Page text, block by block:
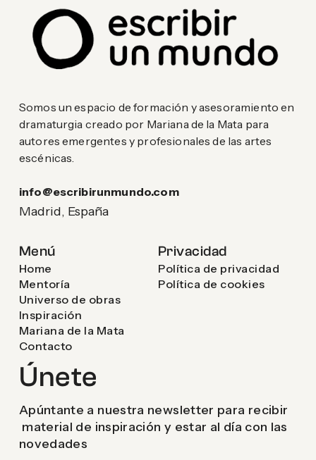
Somos un espacio de formación y asesoramiento en
dramaturgia creado por Mariana de la Mata para
autores emergentes y profesionales de las artes
escénicas.
info@escribirunmundo.com
Madrid, España
Menú
Home
Mentoría
Universo de obras
Inspiración
Mariana de la Mata
Contacto
Privacidad
Política de privacidad
Política de cookies
Únete
Apúntante a nuestra newsletter para recibir
material de inspiración y estar al día con las
novedades